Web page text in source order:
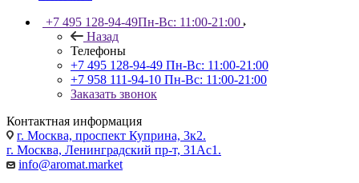
+7 495 128-94-49Пн-Вс: 11:00-21:00
Назад
Телефоны
+7 495 128-94-49 Пн-Вс: 11:00-21:00
+7 958 111-94-10 Пн-Вс: 11:00-21:00
Заказать звонок
Контактная информация
г. Москва, проспект Куприна, 3к2.
г. Москва, Ленинградский пр-т, 31Ас1.
info@aromat.market